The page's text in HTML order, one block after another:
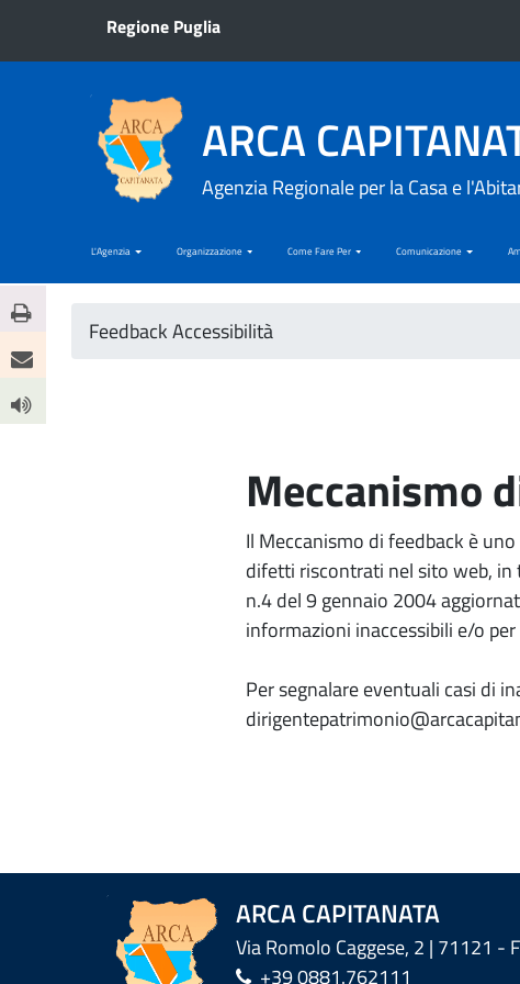
Regione Puglia
ARCA
Agenzia Regionale per la Casa e
L'Agenzia Organizzazione Come Fare Per Comunicazione
Feedback Accessibilità
Meccanismo
Il Meccanismo di feedback è
difetti riscontrati nel sito web, in
n.4 del 9 gennaio 2004
informazioni inaccessibili e/o
Per segnalare eventuali casi di
ARCA CAPITANATA
Via Romolo Caggese, 2 | 71121 -
+39 0881.762111